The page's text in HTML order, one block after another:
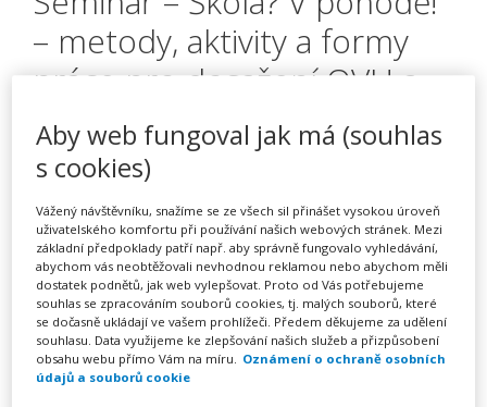
– metody, aktivity a formy
práce pro dosažení OVU a
KK – kurz na klíč
PořádáINFRA, s.r.o.
TERMÍN
na klíč
MÍSTO
Celá ČR
Aby web fungoval jak má (souhlas
s cookies)
Vážený návštěvníku, snažíme se ze všech sil přinášet vysokou úroveň
uživatelského komfortu při používání našich webových stránek. Mezi
základní předpoklady patří např. aby správně fungovalo vyhledávání,
abychom vás neobtěžovali nevhodnou reklamou nebo abychom měli
dostatek podnětů, jak web vylepšovat. Proto od Vás potřebujeme
souhlas se zpracováním souborů cookies, tj. malých souborů, které
se dočasně ukládají ve vašem prohlížeči. Předem děkujeme za udělení
souhlasu. Data využijeme ke zlepšování našich služeb a přizpůsobení
obsahu webu přímo Vám na míru. Oznámení o ochraně osobních
údajů a souborů cookie